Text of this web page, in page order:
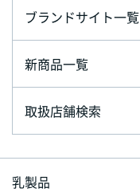
ブランドサイト一覧
新商品一覧
取扱店舗検索
乳製品